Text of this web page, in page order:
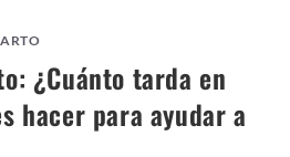
¿Cuánto tarda en
hacer para ayudar a